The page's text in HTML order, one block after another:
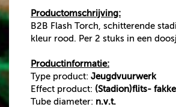
500 GRAM
AANBIEDINGEN
VUURWERK
BESTELLEN
Productomschrijving:
B2B Flash Torch, schitterende
kleur rood. Per 2 stuks in een
Productinformatie:
Type product: Jeugdvuurwerk
Effect product: (Stadion)flits-
Tube diameter: n.v.t.